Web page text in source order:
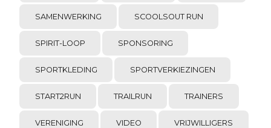
SAMENWERKING SCOOLSOUT RUN
SPIRIT-LOOP SPONSORING
SPORTKLEDING SPORTVERKIEZINGEN
START2RUN TRAILRUN TRAINERS
VERENIGING VIDEO VRIJWILLIGERS